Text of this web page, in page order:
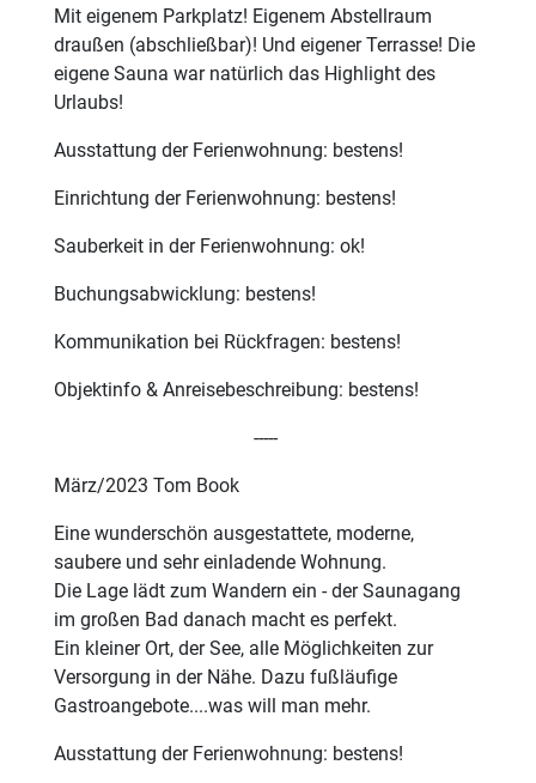
Mit eigenem Parkplatz! Eigenem Abstellraum
draußen (abschließbar)! Und eigener Terrasse! Die
eigene Sauna war natürlich das Highlight des
Urlaubs!
Ausstattung der Ferienwohnung: bestens!
Einrichtung der Ferienwohnung: bestens!
Sauberkeit in der Ferienwohnung: ok!
Buchungsabwicklung: bestens!
Kommunikation bei Rückfragen: bestens!
Objektinfo & Anreisebeschreibung: bestens!
-----
März/2023 Tom Book
Eine wunderschön ausgestattete, moderne,
saubere und sehr einladende Wohnung.
Die Lage lädt zum Wandern ein - der Saunagang
im großen Bad danach macht es perfekt.
Ein kleiner Ort, der See, alle Möglichkeiten zur
Versorgung in der Nähe. Dazu fußläufige
Gastroangebote....was will man mehr.
Ausstattung der Ferienwohnung: bestens!